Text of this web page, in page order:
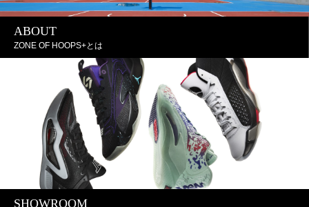
ABOUT
ZONE OF HOOPS+とは
SHOWROOM